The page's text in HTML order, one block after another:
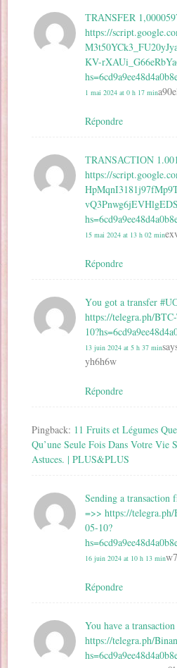
ТRАNSFЕR
https://
KV-
1 mai 2024 at 0 h 17 min
Répondre
ТRАNSАСТIОN
https://
15 mai 2024 at 13 h 02 min
Répondre
Yоu gоt a transfer
https://telegra.ph/
13 juin 2024 at 5 h 37 min
yh6h6w
Répondre
Pingback: 11 Fruits et Légumes
Qu’une Seule Fois Dans Votre Vie
Astuces. | PLUS&PLUS
Sending a transaction
=>> https://
05-10?
16 juin 2024 at 10 h 13 min
Répondre
You have a
https://telegra.ph/